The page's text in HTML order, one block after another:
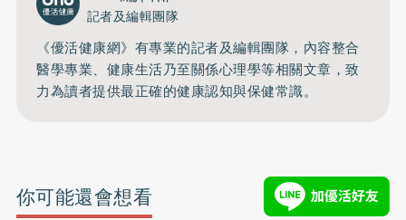
記者及編輯團隊
《優活健康網》有專業的記者及編輯團隊，內容整合
醫學專業、健康生活乃至關係心理學等相關文章，致
力為讀者提供最正確的健康認知與保健常識。
你可能還會想看